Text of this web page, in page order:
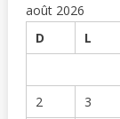
août 2026
D
L
2
3